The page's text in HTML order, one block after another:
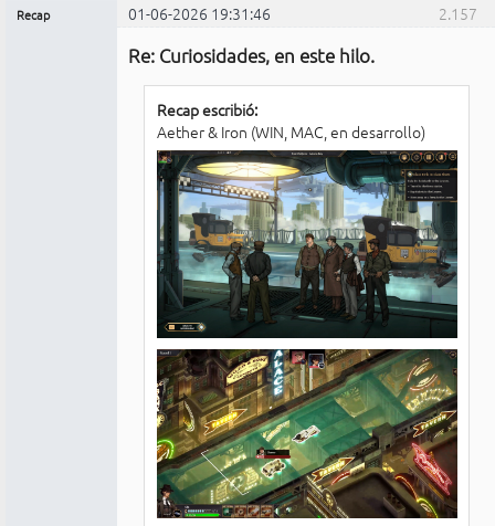
2.157
Recap 01-06-2026 19:31:46
Re: Curiosidades, en este hilo.
Recap escribió:
Aether & Iron (WIN, MAC, en desarrollo)